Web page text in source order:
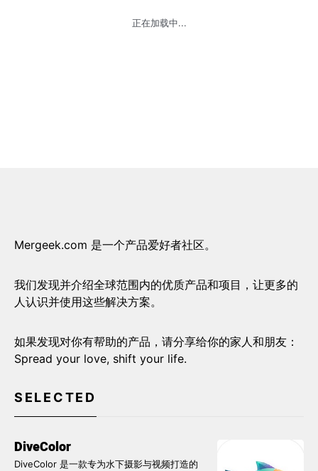
正在加载中...
Mergeek.com 是一个产品爱好者社区。
我们发现并介绍全球范围内的优质产品和项目，让更多的
人认识并使用这些解决方案。
如果发现对你有帮助的产品，请分享给你的家人和朋友：
Spread your love, shift your life.
SELECTED
DiveColor
DiveColor 是一款专为水下摄影与视频打造的